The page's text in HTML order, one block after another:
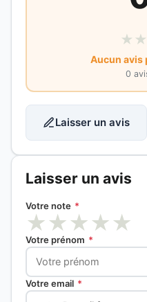
★ ★
Aucun avis
0
Laisser un avis
Laisser un avis
Votre note *
★★★★★
Votre prénom *
Votre email *